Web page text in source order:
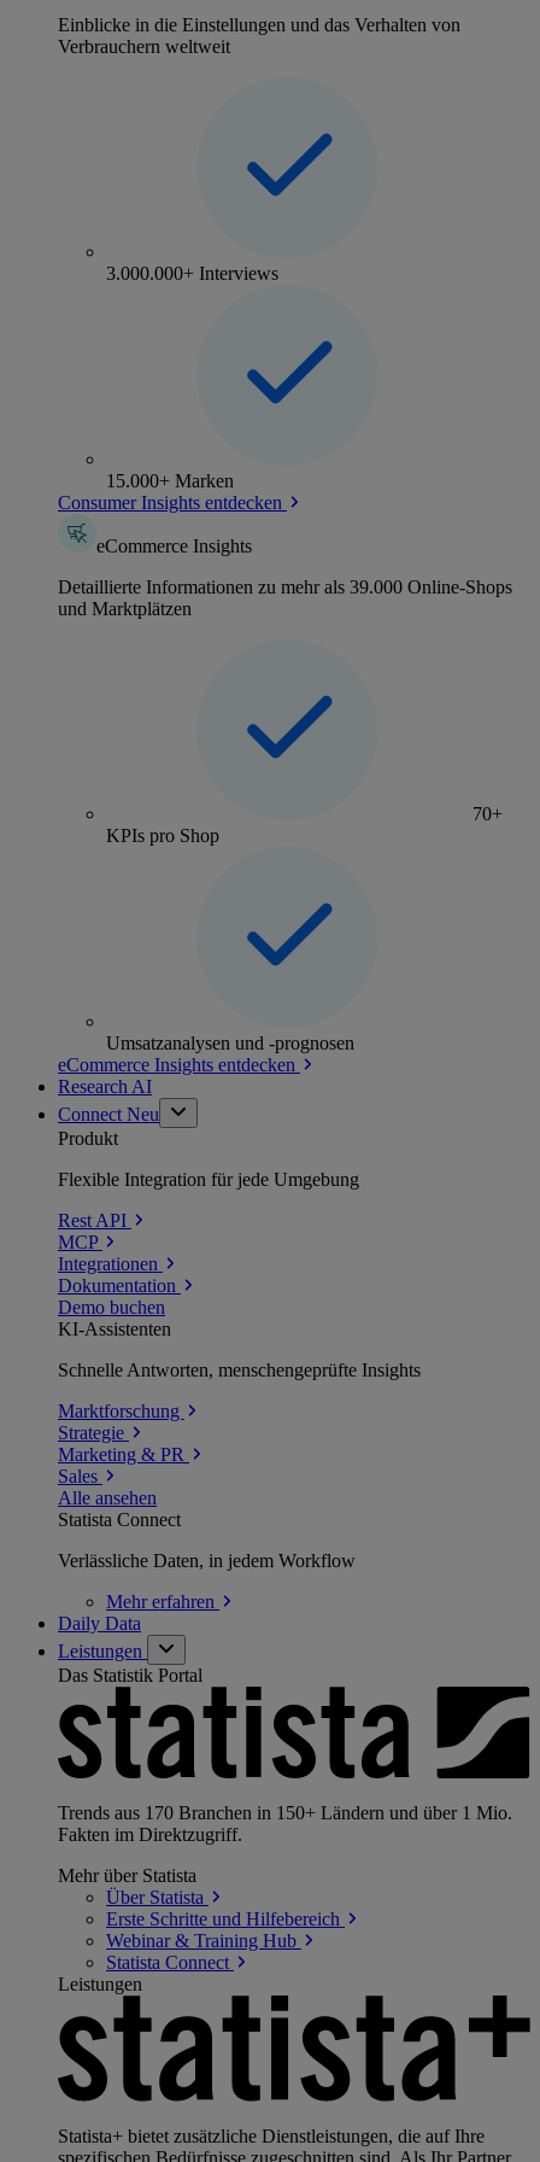
Einblicke in die Einstellungen und das Verhalten von
Verbrauchern weltweit
3.000.000+ Interviews
15.000+ Marken
Consumer Insights entdecken
eCommerce Insights
Detaillierte Informationen zu mehr als 39.000 Online-Shops
und Marktplätzen
70+
KPIs pro Shop
Umsatzanalysen und -prognosen
eCommerce Insights entdecken
Research AI
Connect Neu
Produkt
Flexible Integration für jede Umgebung
Rest API
MCP
Integrationen
Dokumentation
Demo buchen
KI-Assistenten
Schnelle Antworten, menschengeprüfte Insights
Marktforschung
Strategie
Marketing & PR
Sales
Alle ansehen
Statista Connect
Verlässliche Daten, in jedem Workflow
Mehrerfahren
Daily Data
Leistungen
Das Statistik Portal
Trends aus 170 Branchen in 150+ Ländern und über 1 Mio.
Fakten im Direktzugriff.
Mehr über Statista
Über Statista
Erste Schritte und Hilfebereich
Webinar & Training Hub
Statista Connect
Leistungen
Statista+ bietet zusätzliche Dienstleistungen, die auf Ihre
spezifischen Bedürfnisse zugeschnitten sind. Als Ihr Partner